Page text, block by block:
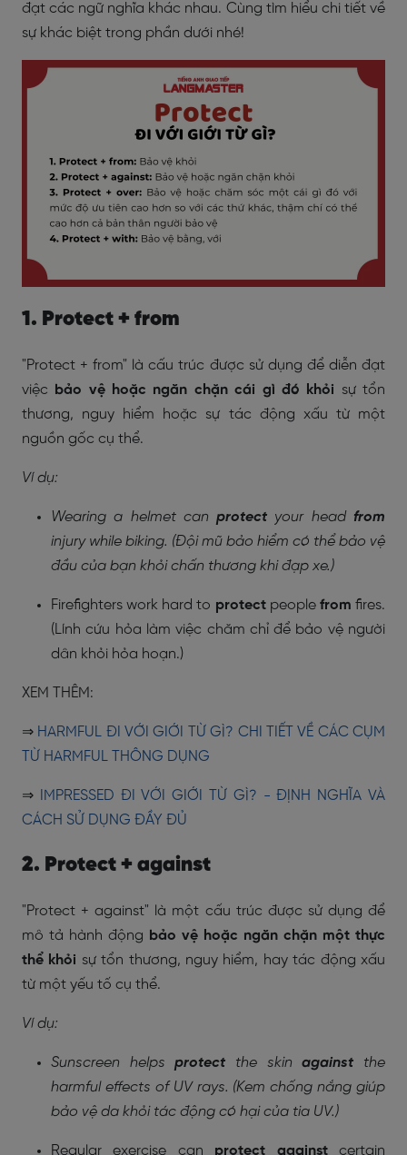
đạt các ngữ nghĩa khác nhau. Cùng tìm hiểu chi tiết về
sự khác biệt trong phần dưới nhé!
1. Protect + from
"Protect + from" là cấu trúc được sử dụng để diễn đạt
việc bảo vệ hoặc ngăn chặn cái gì đó khỏi sự tổn
thương, nguy hiểm hoặc sự tác động xấu từ một
nguồn gốc cụ thể.
Ví dụ:
Wearing a helmet canprotect your headfrom
injury while biking. (Đội mũ bảo hiểm có thể bảo vệ
đầu của bạn khỏi chấn thương khi đạp xe.)
Firefighters work hard to protectpeople from fires.
(Lính cứu hỏa làm việc chăm chỉ để bảo vệ người
dân khỏi hỏa hoạn.)
XEM THÊM:
⇒ HARMFUL ĐI VỚI GIỚI TỪ GÌ? CHI TIẾT VỀ CÁC CỤM
TỪ HARMFUL THÔNG DỤNG
⇒
IMPRESSED ĐI VỚI GIỚI TỪ GÌ? - ĐỊNH NGHĨA VÀ
CÁCH SỬ DỤNG ĐẦY ĐỦ
2. Protect + against
"Protect + against" là một cấu trúc được sử dụng để
mô tả hành động bảo vệ hoặc ngăn chặn một thực
thể khỏi sự tổn thương, nguy hiểm, hay tác động xấu
từ một yếu tố cụ thể.
Ví dụ:
Sunscreen helpsprotect the skinagainst the
harmful effects of UV rays. (Kem chống nắng giúp
bảo vệ da khỏi tác động có hại của tia UV.)
Regular exercise can protect againstcertain